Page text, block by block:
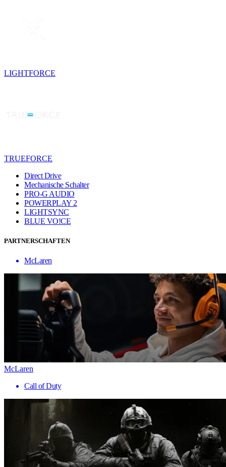
LIGHTFORCE
TRUEFORCE
Direct Drive
Mechanische Schalter
PRO-G AUDIO
POWERPLAY 2
LIGHTSYNC
BLUE VO!CE
PARTNERSCHAFTEN
McLaren
McLaren
Call of Duty